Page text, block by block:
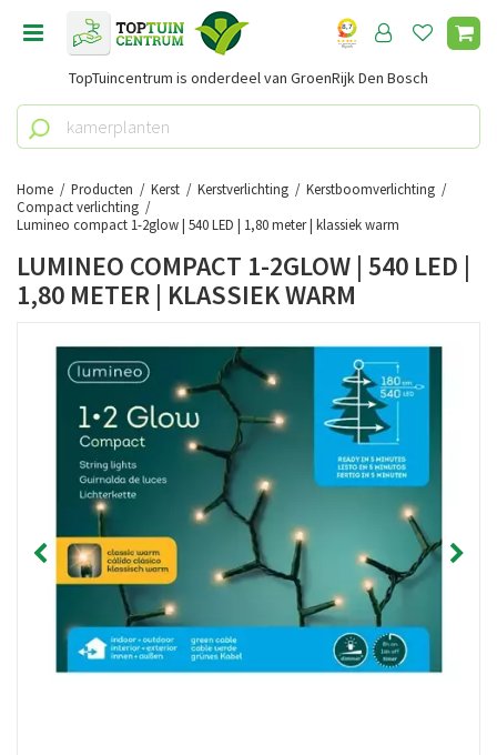
Home Producten Kerst Kerstverlichting
Kerstboomverlichting
Compact verlichting
Lumineo compact 1-2glow | 540 LED | 1,80 meter | klassiek warm
TopTuincentrum is onderdeel van GroenRijk Den Bosch
LUMINEO COMPACT 1-2GLOW | 540 LED |
1,80 METER | KLASSIEK WARM